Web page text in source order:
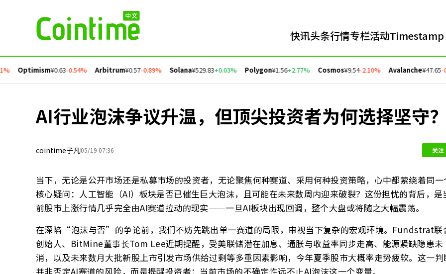
快讯头条行情专栏活动Timestamp
Optimism¥0.63-0.54% Arbitrum¥0.57-0.89% Solana¥529.83+0.03% Polygon¥1.56+2.77% Cosmos¥9.54-2.10% Avalanche¥47.65-
AI行业泡沫争议升温，但顶尖投资者为何选择坚守
cointime子凡05/19 07:36 关注
当下，无论是公开市场还是私募市场的投资者，无论聚焦何种赛道、采用何种投资策略，心中都萦绕着同一
核心疑问：人工智能（AI）板块是否已催生巨大泡沫，且可能在未来数周内迎来破裂？这份担忧的背后，是
前股市上涨行情几乎完全由AI赛道拉动的现实——一旦AI板块出现回调，整个大盘或将随之大幅震荡。
在深陷“泡沫与否”的争论前，我们不妨先跳出单一赛道的局限，审视当下复杂的宏观环境。Fundstrat联
创始人、BitMine董事长Tom Lee近期提醒，受美联储潜在加息、通胀与收益率同步走高、能源紧缺隐患未
消，以及未来数月大批新股上市引发市场供给过剩等多重因素影响，今年夏季股市大概率走势疲软。这一判
并非否定AI赛道的风险，而是提醒投资者：当前市场的不确定性远不止AI泡沫这一个变量。